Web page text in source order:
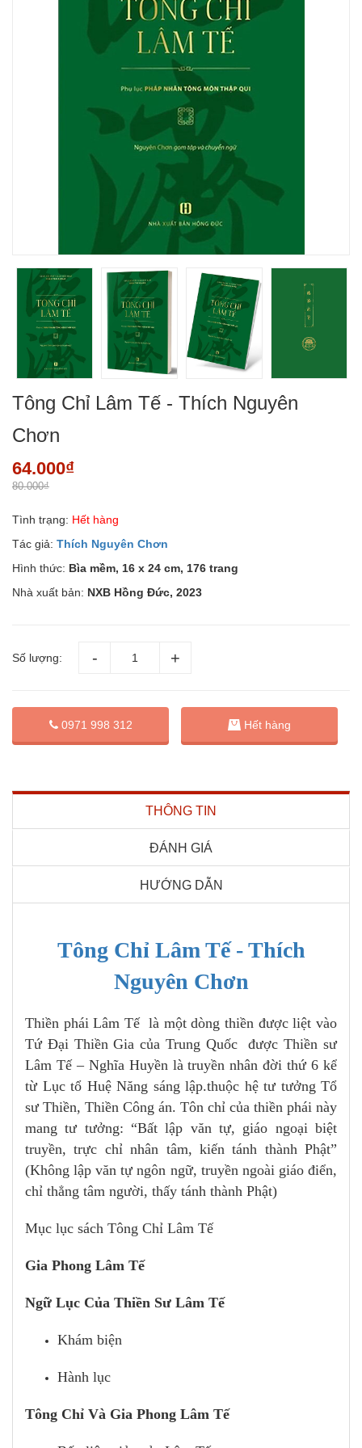
Tông Chỉ Lâm Tế - Thích Nguyên
Chơn
64.000₫
80.000₫
Tình trạng: Hết hàng
Tác giả: Thích Nguyên Chơn
Hình thức: Bìa mềm, 16 x 24 cm, 176 trang
Nhà xuất bản: NXB Hồng Đức, 2023
Số lượng:
0971 998 312 Hết hàng
THÔNG TIN
ĐÁNH GIÁ
HƯỚNG DẪN
Tông Chỉ Lâm Tế - Thích
Nguyên Chơn
Thiền phái Lâm Tế là một dòng thiền được liệt vào
Tứ Đại Thiền Gia của Trung Quốc được Thiền sư
Lâm Tế – Nghĩa Huyền là truyền nhân đời thứ 6 kể
từ Lục tổ Huệ Năng sáng lập.thuộc hệ tư tưởng Tổ
sư Thiền, Thiền Công án. Tôn chỉ của thiền phái này
mang tư tưởng: “Bất lập văn tự, giáo ngoại biệt
truyền, trực chỉ nhân tâm, kiến tánh thành Phật”
(Không lập văn tự ngôn ngữ, truyền ngoài giáo điển,
chỉ thẳng tâm người, thấy tánh thành Phật)
Mục lục sách Tông Chỉ Lâm Tế
Gia Phong Lâm Tế
Ngữ Lục Của Thiền Sư Lâm Tế
Khám biện
Hành lục
Tông Chỉ Và Gia Phong Lâm Tế